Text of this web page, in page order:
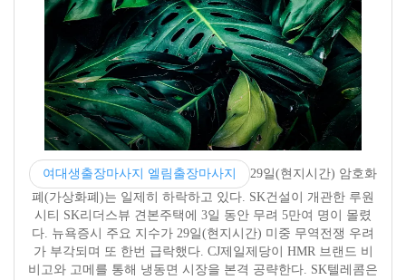
여대생출장마사지 엘림출장마사지
29일(현지시간) 암호화
폐(가상화폐)는 일제히 하락하고 있다. SK건설이 개관한 루원
시티 SK리더스뷰 견본주택에 3일 동안 무려 5만여 명이 몰렸
다. 뉴욕증시 주요 지수가 29일(현지시간) 미중 무역전쟁 우려
가 부각되며 또 한번 급락했다. CJ제일제당이 HMR 브랜드 비
비고와 고메를 통해 냉동면 시장을 본격 공략한다. SK텔레콤은